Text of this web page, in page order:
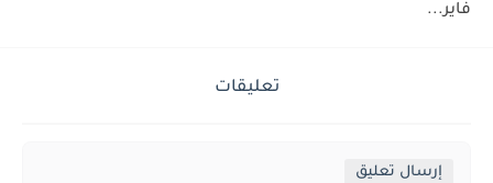
فاير...
تعليقات
إرسال تعليق